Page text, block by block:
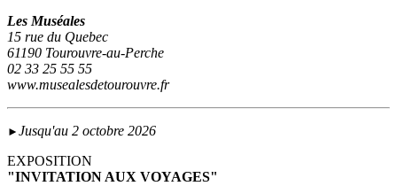
Les Muséales
15 rue du Quebec
61190 Tourouvre-au-Perche
02 33 25 55 55
www.musealesdetourouvre.fr
► Jusqu'au 2 octobre 2026
EXPOSITION
"INVITATION AUX VOYAGES"